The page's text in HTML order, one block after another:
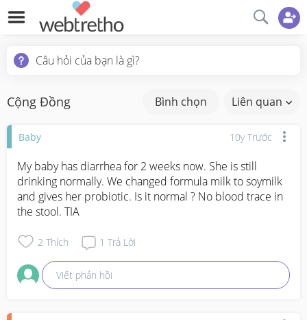
Câu hỏi của bạn là gì?
Cộng Đồng Bình chọn Liên quan
Baby 10y Trước
My baby has diarrhea for 2 weeks now. She is still
drinking normally. We changed formula milk to soymilk
and gives her probiotic. Is it normal ? No blood trace in
the stool. TIA
2 Thích 1 Trả Lời
Viết phản hồi